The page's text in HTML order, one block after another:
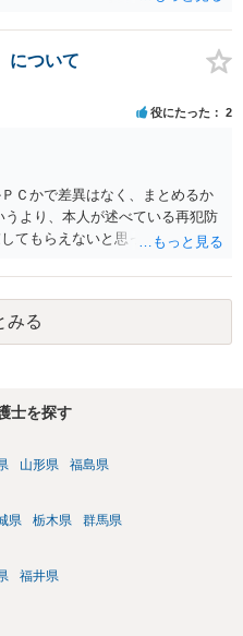
について
役にたった 2
Ｃかで差異はなく、まとめるか
より、本人が述べている再犯防
てもらえないと思った方が良い
している再犯防止策（例えば保
具体的な就労・監督状況） ・監
観性と実現可能性があるもので
ともと執行猶予が狙える事案で
みる
士を探す
山形県 福島県
県 栃木県 群馬県
福井県